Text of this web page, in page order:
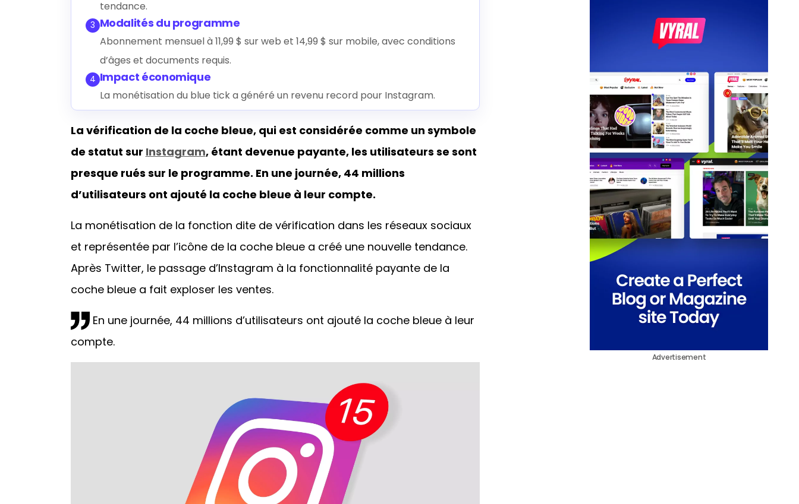
tendance.
3 Modalités du programme
Abonnement mensuel à 11,99 $ sur web et 14,99 $ sur mobile, avec conditions
d’âges et documents requis.
4 Impact économique
La monétisation du blue tick a généré un revenu record pour Instagram.
La vérification de la coche bleue, qui est considérée comme un symbole
de statut sur Instagram, étant devenue payante, les utilisateurs se sont
presque rués sur le programme. En une journée, 44 millions
d’utilisateurs ont ajouté la coche bleue à leur compte.
La monétisation de la fonction dite de vérification dans les réseaux sociaux
et représentée par l’icône de la coche bleue a créé une nouvelle tendance.
Après Twitter, le passage d’Instagram à la fonctionnalité payante de la
coche bleue a fait exploser les ventes.
En une journée, 44 millions d’utilisateurs ont ajouté la coche bleue à leur
compte.
Advertisement